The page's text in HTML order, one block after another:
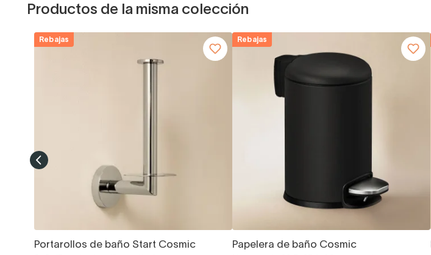
Productos de la misma colección
Rebajas
Portarollos de baño Start Cosmic
Rebajas
Papelera de baño Cosmic